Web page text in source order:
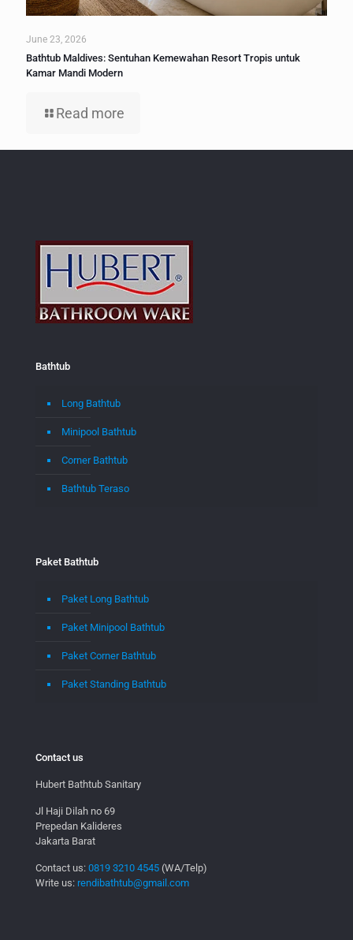
June 23, 2026
Bathtub Maldives: Sentuhan Kemewahan Resort Tropis untuk
Kamar Mandi Modern
Read more
Bathtub
Long Bathtub
Minipool Bathtub
Corner Bathtub
Bathtub Teraso
Paket Bathtub
Paket Long Bathtub
Paket Minipool Bathtub
Paket Corner Bathtub
Paket Standing Bathtub
Contact us
Hubert Bathtub Sanitary
Jl Haji Dilah no 69
Prepedan Kalideres
Jakarta Barat
Contact us: 0819 3210 4545 (WA/Telp)
Write us: rendibathtub@gmail.com